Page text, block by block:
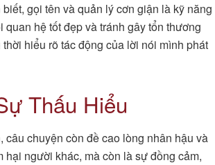
gọi tên và quản lý cơn giận là kỹ năng
hệ tốt đẹp và tránh gây tổn thương
hiểu rõ tác động của lời nói mình phát
Thấu Hiểu
chuyện còn đề cao lòng nhân hậu và
người khác, mà còn là sự đồng cảm,